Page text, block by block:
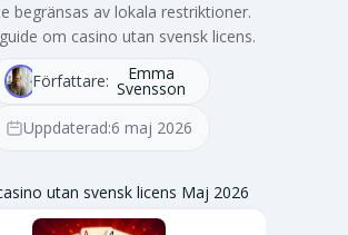
begränsas av lokala restriktioner.
om casino utan svensk licens.
Författare: Emma
Svensson
Uppdaterad:6 maj 2026
utan svensk licens Maj 2026